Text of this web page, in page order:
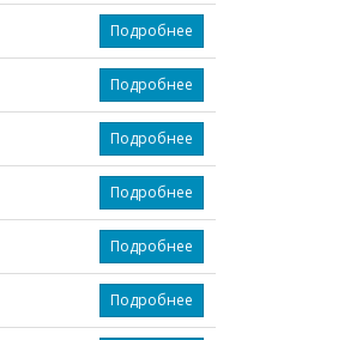
Подробнее
Подробнее
Подробнее
Подробнее
Подробнее
Подробнее